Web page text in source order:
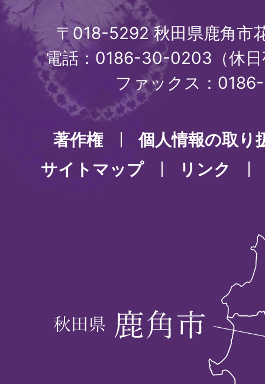
〒018-5292 秋田県鹿角市
電話：0186-30-0203（休
ファックス：
著作権
個人情報の取り
サイトマップ
リンク